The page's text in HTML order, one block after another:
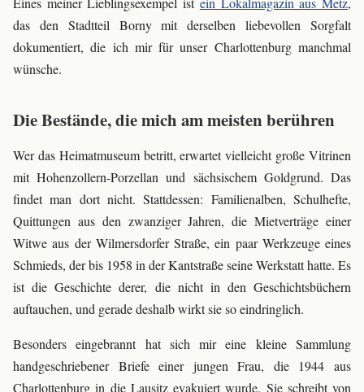
das den Stadtteil Borny mit derselben liebevollen Sorgfalt
dokumentiert, die ich mir für unser Charlottenburg manchmal
wünsche.
Die Bestände, die mich am meisten berühren
Wer das Heimatmuseum betritt, erwartet vielleicht große Vitrinen
mit Hohenzollern-Porzellan und sächsischem Goldgrund. Das
findet man dort nicht. Stattdessen: Familienalben, Schulhefte,
Quittungen aus den zwanziger Jahren, die Mietverträge einer
Witwe aus der Wilmersdorfer Straße, ein paar Werkzeuge eines
Schmieds, der bis 1958 in der Kantstraße seine Werkstatt hatte. Es
ist die Geschichte derer, die nicht in den Geschichtsbüchern
auftauchen, und gerade deshalb wirkt sie so eindringlich.
Besonders eingebrannt hat sich mir eine kleine Sammlung
handgeschriebener Briefe einer jungen Frau, die 1944 aus
Charlottenburg in die Lausitz evakuiert wurde. Sie schreibt von